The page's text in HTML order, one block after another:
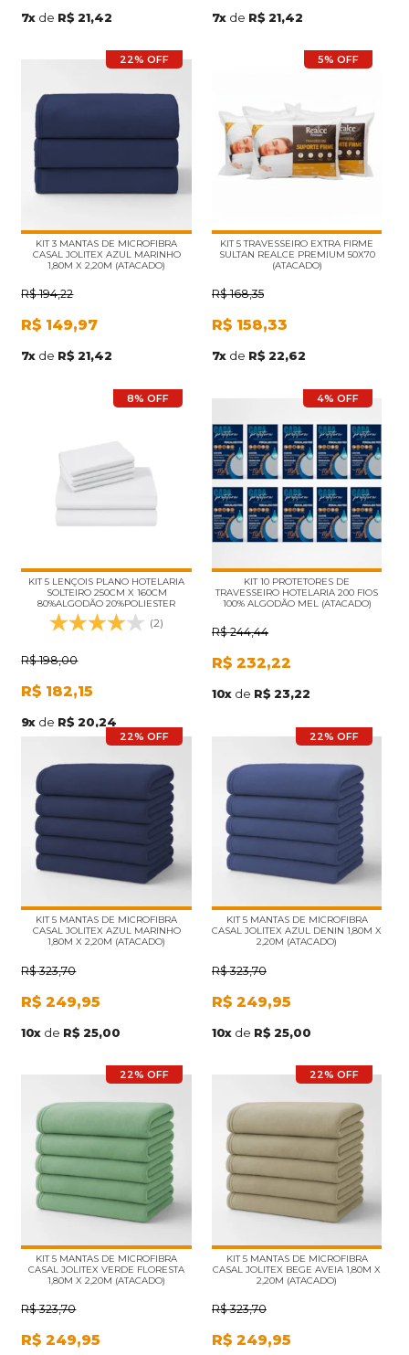
7x de R$ 21,42 7x de R$ 21,42
22% OFF
KIT 3 MANTAS DE MICROFIBRA
CASAL JOLITEX AZUL MARINHO
1,80M X 2,20M (ATACADO)
R$ 194,22
R$ 149,97
7x de R$ 21,42
5% OFF
KIT 5 TRAVESSEIRO EXTRA FIRME
SULTAN REALCE PREMIUM 50X70
(ATACADO)
R$ 168,35
R$ 158,33
7x de R$ 22,62
8% OFF
KIT 5 LENÇOIS PLANO HOTELARIA
SOLTEIRO 250CM X 160CM
80%ALGODÃO 20%POLIESTER
(ATACADO)
(2)
R$ 198,00
R$ 182,15
9x de R$ 20,24
4% OFF
KIT 10 PROTETORES DE
TRAVESSEIRO HOTELARIA 200 FIOS
100% ALGODÃO MEL (ATACADO)
R$ 244,44
R$ 232,22
10x de R$ 23,22
22% OFF
KIT 5 MANTAS DE MICROFIBRA
CASAL JOLITEX AZUL MARINHO
1,80M X 2,20M (ATACADO)
R$ 323,70
R$ 249,95
10x de R$ 25,00
22% OFF
KIT 5 MANTAS DE MICROFIBRA
CASAL JOLITEX AZUL DENIN 1,80M X
2,20M (ATACADO)
R$ 323,70
R$ 249,95
10x de R$ 25,00
22% OFF
KIT 5 MANTAS DE MICROFIBRA
CASAL JOLITEX VERDE FLORESTA
1,80M X 2,20M (ATACADO)
R$ 323,70
R$ 249,95
22% OFF
KIT 5 MANTAS DE MICROFIBRA
CASAL JOLITEX BEGE AVEIA 1,80M X
2,20M (ATACADO)
R$ 323,70
R$ 249,95